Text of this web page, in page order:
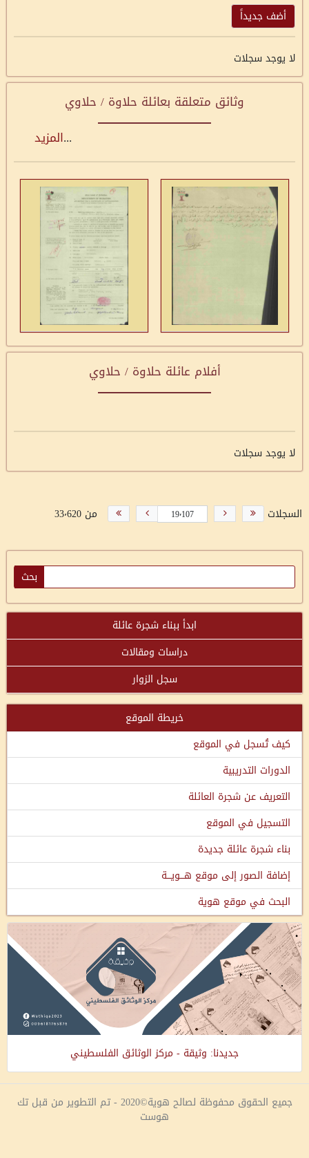
أضف جديداً
لا يوجد سجلات
وثائق متعلقة بعائلة حلاوة / حلاوي
...المزيد
أفلام عائلة حلاوة / حلاوي
لا يوجد سجلات
السجلات من 33٬620
ابدأ ببناء شجرة عائلة
دراسات ومقالات
سجل الزوار
خريطة الموقع
كيف تُسجل في الموقع
الدورات التدريبية
التعريف عن شجرة العائلة
التسجيل في الموقع
بناء شجرة عائلة جديدة
إضافة الصور إلى موقع هـــويـــة
البحث في موقع هوية
جديدنا: وثيقة - مركز الوثائق الفلسطيني
جميع الحقوق محفوظة لصالح هوية©2020 - تم التطوير من قبل تك
هوست